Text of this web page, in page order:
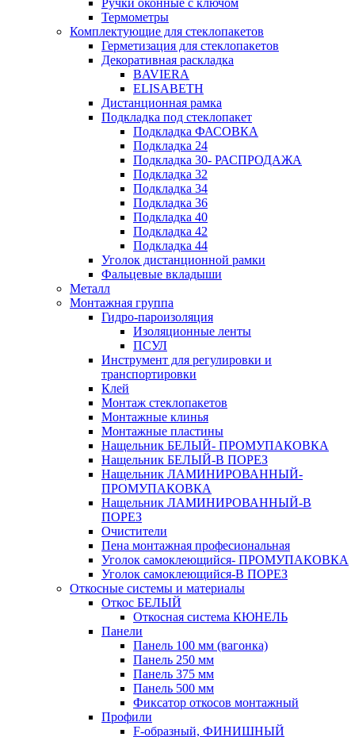
Термометры
Комплектующие для стеклопакетов
Герметизация для стеклопакетов
Декоративная раскладка
BAVIERA
ELISABETH
Дистанционная рамка
Подкладка под стеклопакет
Подкладка ФАСОВКА
Подкладка 24
Подкладка 30- РАСПРОДАЖА
Подкладка 32
Подкладка 34
Подкладка 36
Подкладка 40
Подкладка 42
Подкладка 44
Уголок дистанционной рамки
Фальцевые вкладыши
Металл
Монтажная группа
Гидро-пароизоляция
Изоляционные ленты
ПСУЛ
Инструмент для регулировки и
транспортировки
Клей
Монтаж стеклопакетов
Монтажные клинья
Монтажные пластины
Нащельник БЕЛЫЙ- ПРОМУПАКОВКА
Нащельник БЕЛЫЙ-В ПОРЕЗ
Нащельник ЛАМИНИРОВАННЫЙ-
ПРОМУПАКОВКА
Нащельник ЛАМИНИРОВАННЫЙ-В
ПОРЕЗ
Очистители
Пена монтажная професиональная
Уголок самоклеющийся- ПРОМУПАКОВКА
Уголок самоклеющийся-В ПОРЕЗ
Откосные системы и материалы
Откос БЕЛЫЙ
Откосная система КЮНЕЛЬ
Панели
Панель 100 мм (вагонка)
Панель 250 мм
Панель 375 мм
Панель 500 мм
Фиксатор откосов монтажный
Профили
F-образный, ФИНИШНЫЙ